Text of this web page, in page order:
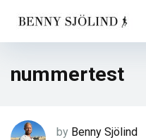
nummertest
by Benny Sjölind